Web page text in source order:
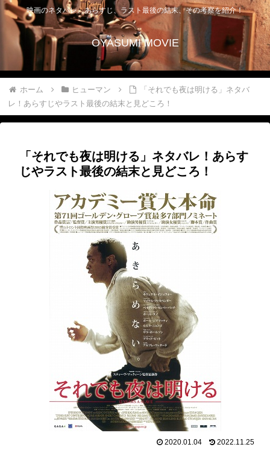
映画のネタバレ、あらすじ、ラスト最後の結末、その考察を紹介！
OYASUMI MOVIE
ホーム ヒューマン
「それでも夜は明ける」ネタバ
レ！あらすじやラスト最後の結末と見どころ！
「それでも夜は明ける」ネタバレ！あらす
じやラスト最後の結末と見どころ！
2020.01.04 2022.11.25